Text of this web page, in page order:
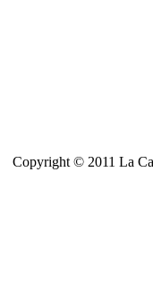
Copyright © 2011 La